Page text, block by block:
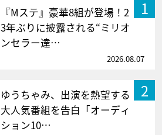
1
『Mステ』豪華8組が登場！2
3年ぶりに披露される“ミリオ
ンセラー達…
2026.08.07
2
ゆうちゃみ、出演を熱望する
大人気番組を告白「オーディ
ション10…